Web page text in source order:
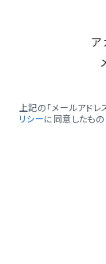
ア
上記の「メールアドレ
リシーに同意したもの